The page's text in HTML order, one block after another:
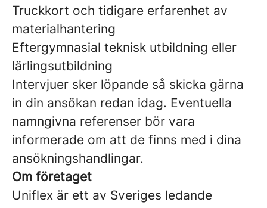
Truckkort och tidigare erfarenhet av
materialhantering
Eftergymnasial teknisk utbildning eller
lärlingsutbildning
Intervjuer sker löpande så skicka gärna
in din ansökan redan idag. Eventuella
namngivna referenser bör vara
informerade om att de finns med i dina
ansökningshandlingar.
Om företaget
Uniflex är ett av Sveriges ledande